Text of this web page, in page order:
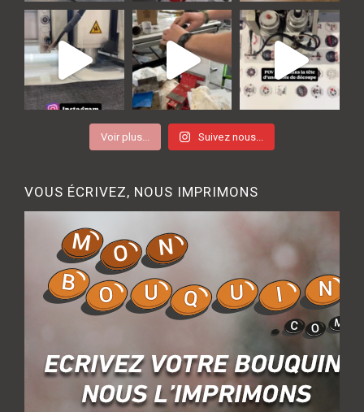
Voir plus... Suivez nous...
VOUS ÉCRIVEZ, NOUS IMPRIMONS